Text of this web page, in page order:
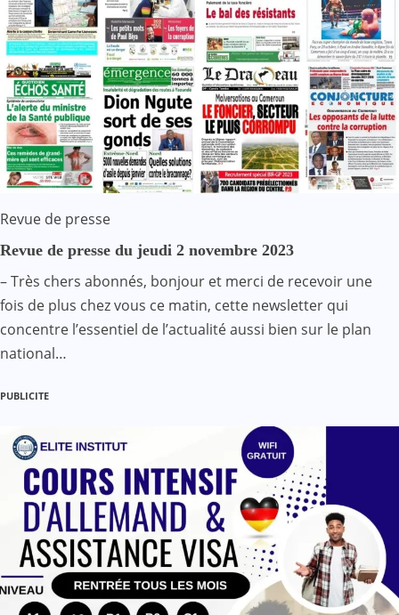
Revue de presse
Revue de presse du jeudi 2 novembre 2023
– Très chers abonnés, bonjour et merci de recevoir une
fois de plus chez vous ce matin, cette newsletter qui
concentre l’essentiel de l’actualité aussi bien sur le plan
national…
PUBLICITE